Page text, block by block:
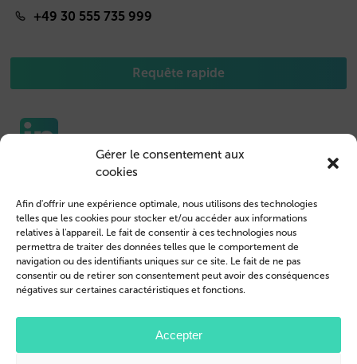
Gérer le consentement aux
cookies
Afin d'offrir une expérience optimale, nous utilisons des technologies
telles que les cookies pour stocker et/ou accéder aux informations
relatives à l'appareil. Le fait de consentir à ces technologies nous
permettra de traiter des données telles que le comportement de
navigation ou des identifiants uniques sur ce site. Le fait de ne pas
consentir ou de retirer son consentement peut avoir des conséquences
négatives sur certaines caractéristiques et fonctions.
Accepter
+49 30 555 735 999
Requête rapide
Housse de Tablet
Devenir revendeur
Profil de l’entreprise
Connexion des clients
Mentions légales
Conditions générales